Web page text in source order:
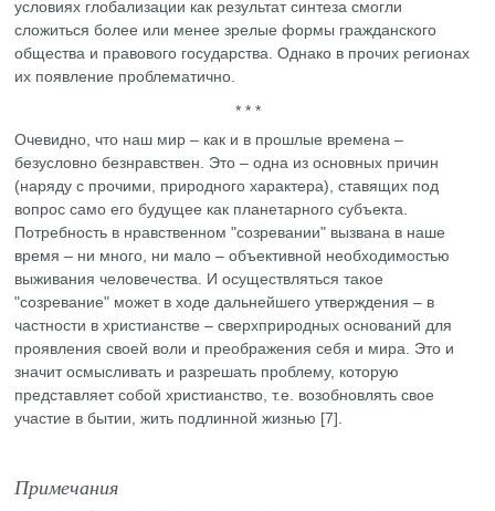
условиях глобализации как результат синтеза смогли
сложиться более или менее зрелые формы гражданского
общества и правового государства. Однако в прочих регионах
их появление проблематично.
* * *
Очевидно, что наш мир – как и в прошлые времена –
безусловно безнравствен. Это – одна из основных причин
(наряду с прочими, природного характера), ставящих под
вопрос само его будущее как планетарного субъекта.
Потребность в нравственном "созревании" вызвана в наше
время – ни много, ни мало – объективной необходимостью
выживания человечества. И осуществляться такое
"созревание" может в ходе дальнейшего утверждения – в
частности в христианстве – сверхприродных оснований для
проявления своей воли и преображения себя и мира. Это и
значит осмысливать и разрешать проблему, которую
представляет собой христианство, т.е. возобновлять свое
участие в бытии, жить подлинной жизнью [7].
Примечания